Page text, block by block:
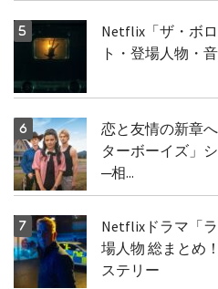
Netflix「ザ・ボ
ト・登場人物・
恋と友情の新章
ターボーイズ」
─相...
Netflixドラマ「
場人物 総まとめ
ステリー